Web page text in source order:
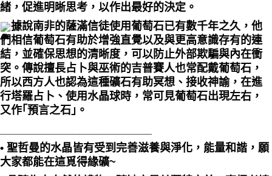
緒，促進明晰思考，以作出最好的決定。
據說南非的薩滿信徒使用葡萄石已有數千年之久，他
們相信葡萄石有助於增強直覺以及與更高意識存有的連
結，並確保思想的清晰度，可以防止外部欺騙與內在衝
突。傳說擅長占卜與巫術的吉普賽人也常配戴葡萄石，
所以西方人也認為這種礦石有助冥想、接收神諭，在進
行塔羅占卜、使用水晶球時，常可見葡萄石出現左右，
又作｢預言之石｣。
• 聖哲曼的水晶皆有受到完善滋養與淨化，能量和諧，願
大家都能在這覓得緣礦~